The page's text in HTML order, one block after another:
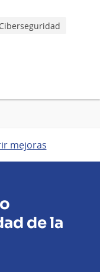
Ciberseguridad
mejoras
de la